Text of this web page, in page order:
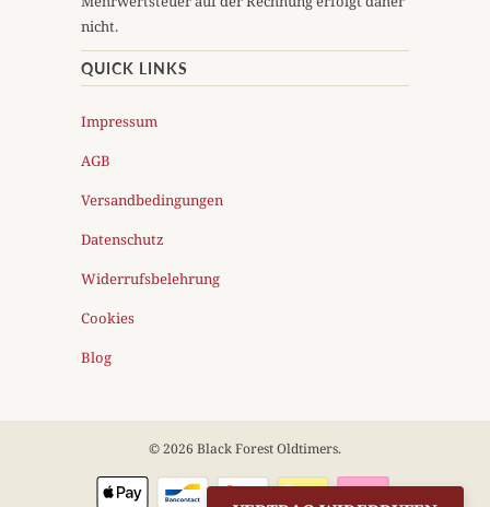
nicht.
QUICK LINKS
Impressum
AGB
Versandbedingungen
Datenschutz
Widerrufsbelehrung
Cookies
Blog
© 2026 Black Forest Oldtimers.